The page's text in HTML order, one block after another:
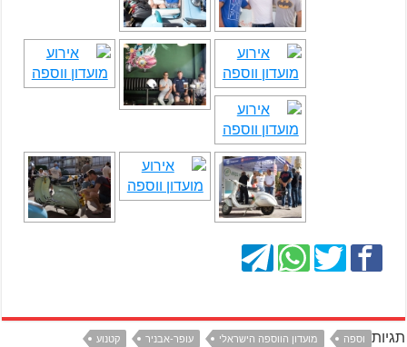
תגיות וספה מועדון הווספה הישראלי עופר-אבניר קטנוע